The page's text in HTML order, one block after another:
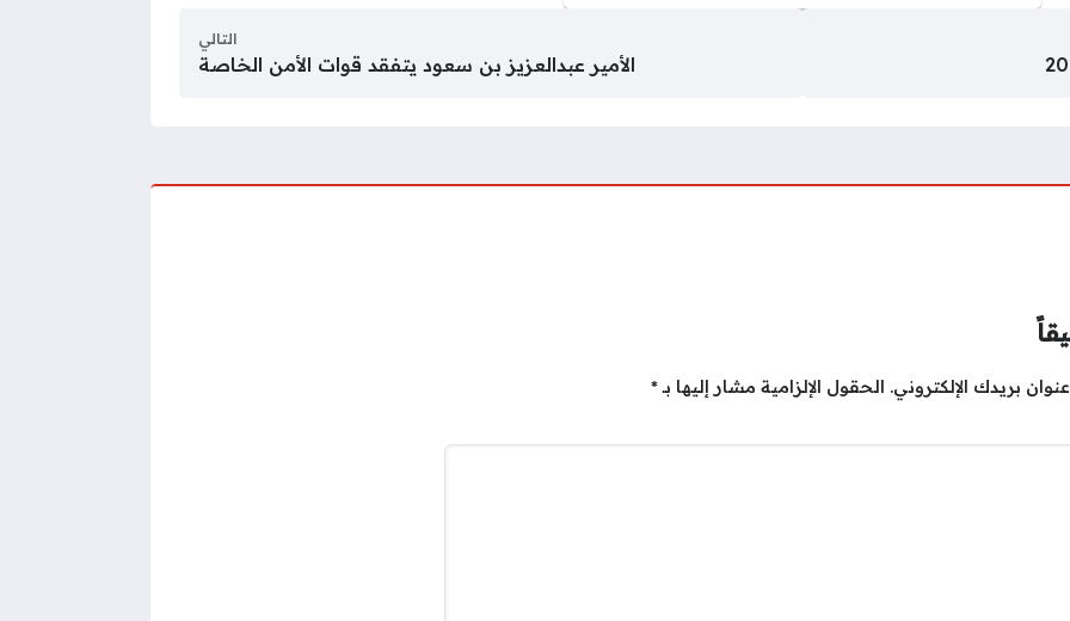
التالي
الأمير عبدالعزيز بن سعود يتفقد قوات الأمن الخاصة
بريدك الإلكتروني. الحقول الإلزامية مشار إليها بـ*